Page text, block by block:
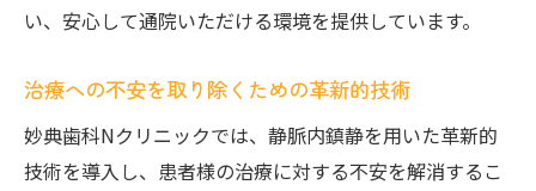
い、安心して通院いただける環境を提供しています。
治療への不安を取り除くための革新的技術
妙典歯科Nクリニックでは、静脈内鎮静を用いた革新的
技術を導入し、患者様の治療に対する不安を解消するこ